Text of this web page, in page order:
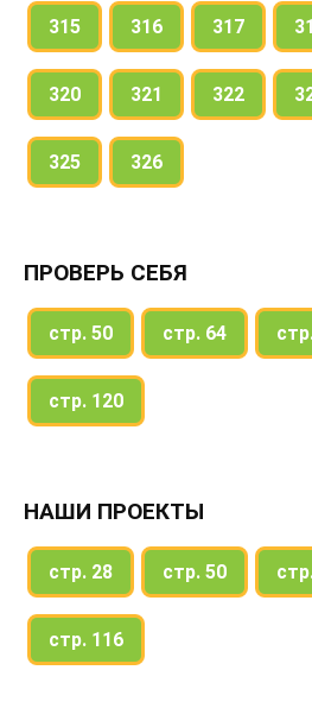
315 316 317
320 321 322
325 326
ПРОВЕРЬ СЕБЯ
стр. 50 стр. 64
стр. 120
НАШИ ПРОЕКТЫ
стр. 28 стр. 50
стр. 116